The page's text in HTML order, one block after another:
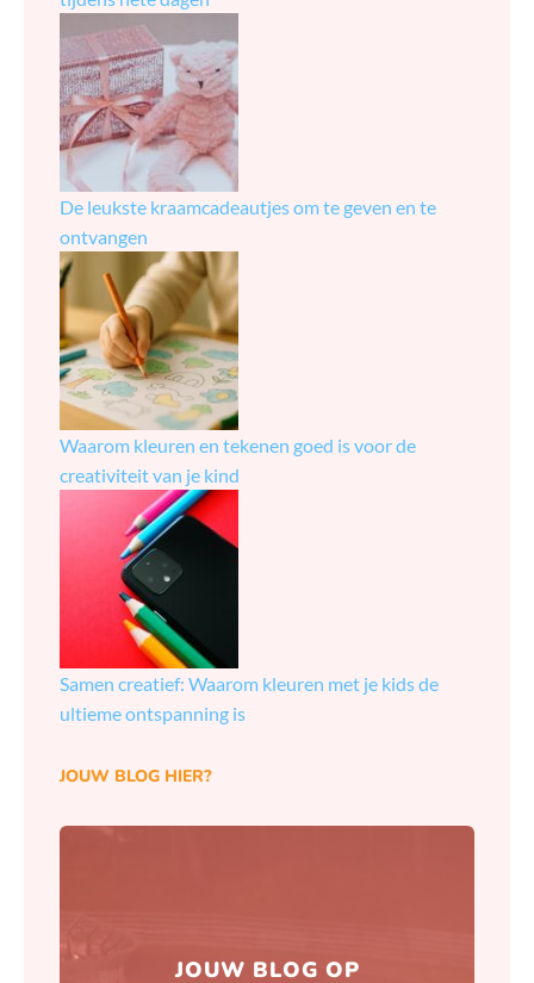
De leukste kraamcadeautjes om te geven en te
ontvangen
Waarom kleuren en tekenen goed is voor de
creativiteit van je kind
Samen creatief: Waarom kleuren met je kids de
ultieme ontspanning is
JOUW BLOG HIER?
JOUW BLOG OP
Hierna zorgen wij ervoor dat